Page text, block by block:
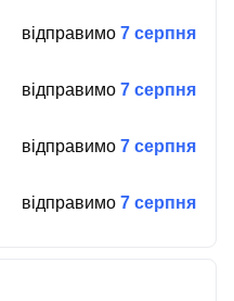
відправимо 7 серпня
відправимо 7 серпня
відправимо 7 серпня
відправимо 7 серпня